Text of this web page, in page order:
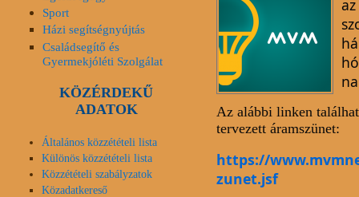
Az alábbi linken
tervezett áramszünet:
https://
zunet.jsf
Sport
Házi segítségnyújtás
Családsegítő és
Gyermekjóléti Szolgálat
KÖZÉRDEKŰ
ADATOK
Általános közzétételi lista
Különös közzétételi lista
Közzétételi szabályzatok
Közadatkereső